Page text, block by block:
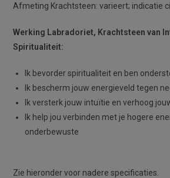
Afmeting Krachtsteen: varieert; indicatie
Werking Labradoriet, Krachtsteen van
Spiritualiteit:
Ik bevorder spiritualiteit en ben
Ik bescherm jouw energieveld tegen
Ik versterk jouw intuïtie en verhoog
Ik help jou verbinden met je hogere
onderbewuste
Zie hieronder voor nadere specificaties.